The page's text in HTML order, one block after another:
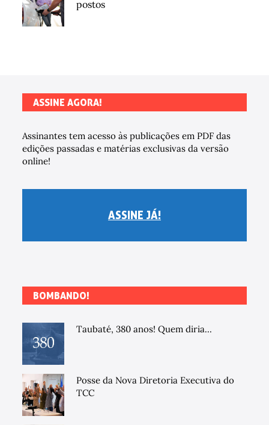
postos
ASSINE AGORA!
Assinantes tem acesso às publicações em PDF das
edições passadas e matérias exclusivas da versão
online!
ASSINE JÁ!
BOMBANDO!
Taubaté, 380 anos! Quem diria...
Posse da Nova Diretoria Executiva do
TCC